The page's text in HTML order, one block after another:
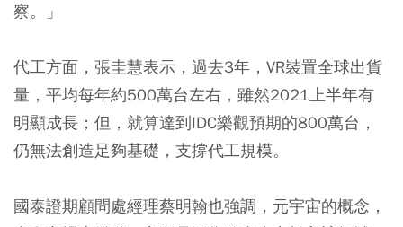
察。」
代工方面，張圭慧表示，過去3年，VR裝置全球出貨
量，平均每年約500萬台左右，雖然2021上半年有
明顯成長；但，就算達到IDC樂觀預期的800萬台，
仍無法創造足夠基礎，支撐代工規模。
國泰證期顧問處經理蔡明翰也強調，元宇宙的概念，